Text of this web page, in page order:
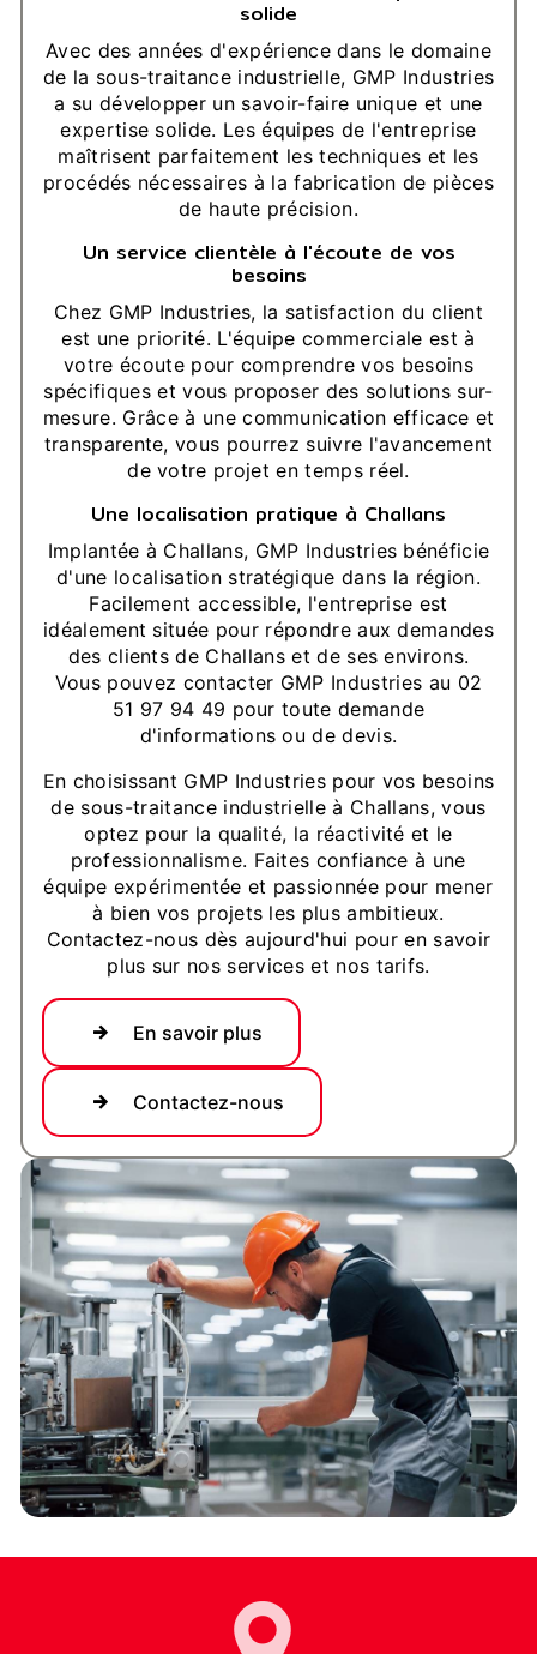
solide
Avec des années d'expérience dans le domaine
de la sous-traitance industrielle, GMP Industries
a su développer un savoir-faire unique et une
expertise solide. Les équipes de l'entreprise
maîtrisent parfaitement les techniques et les
procédés nécessaires à la fabrication de pièces
de haute précision.
Un service clientèle à l'écoute de vos
besoins
Chez GMP Industries, la satisfaction du client
est une priorité. L'équipe commerciale est à
votre écoute pour comprendre vos besoins
spécifiques et vous proposer des solutions sur-
mesure. Grâce à une communication efficace et
transparente, vous pourrez suivre l'avancement
de votre projet en temps réel.
Une localisation pratique à Challans
Implantée à Challans, GMP Industries bénéficie
d'une localisation stratégique dans la région.
Facilement accessible, l'entreprise est
idéalement située pour répondre aux demandes
des clients de Challans et de ses environs.
Vous pouvez contacter GMP Industries au 02
51 97 94 49 pour toute demande
d'informations ou de devis.
En choisissant GMP Industries pour vos besoins
de sous-traitance industrielle à Challans, vous
optez pour la qualité, la réactivité et le
professionnalisme. Faites confiance à une
équipe expérimentée et passionnée pour mener
à bien vos projets les plus ambitieux.
Contactez-nous dès aujourd'hui pour en savoir
plus sur nos services et nos tarifs.
En savoir plus
Contactez-nous